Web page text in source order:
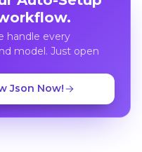
handle every
model. Just open
Json Now!